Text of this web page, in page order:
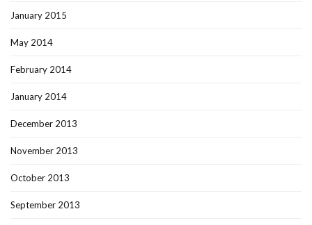
January 2015
May 2014
February 2014
January 2014
December 2013
November 2013
October 2013
September 2013